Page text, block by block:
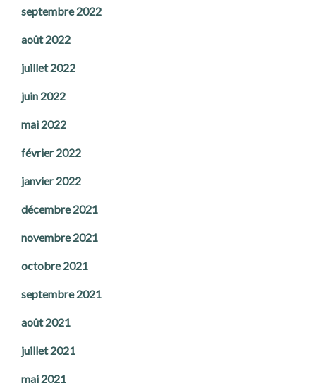
septembre 2022
août 2022
juillet 2022
juin 2022
mai 2022
février 2022
janvier 2022
décembre 2021
novembre 2021
octobre 2021
septembre 2021
août 2021
juillet 2021
mai 2021